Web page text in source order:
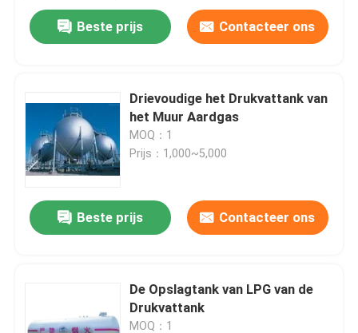
Beste prijs Contacteer ons
Drievoudige het Drukvattank van
het Muur Aardgas
MOQ：1
Prijs：1,000~5,000
Beste prijs Contacteer ons
De Opslagtank van LPG van de
Drukvattank
MOQ：1